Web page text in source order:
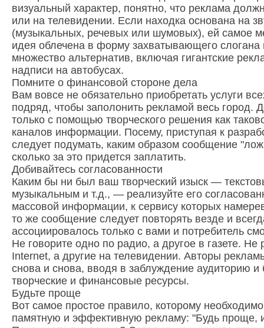
визуальный характер, понятно, что реклама
или на телевидении. Если находка основана на
(музыкальных, речевых или шумовых), ей самое
идея облечена в форму захватывающего слогана
множество альтернатив, включая гигантские
надписи на автобусах.
Помните о финансовой стороне дела
Вам вовсе не обязательно приобретать услуги
подряд, чтобы заполонить рекламой весь город.
только с помощью творческого решения как
каналов информации. Посему, приступая к
следует подумать, каким образом сообщение
сколько за это придется заплатить.
Добивайтесь согласованности
Каким бы ни был ваш творческий изыск —
музыкальным и т.д., — реализуйте его
массовой информации, к сервису которых
то же сообщение следует повторять везде и
ассоциировалось только с вами и потребитель
Не говорите одно по радио, а другое в газете.
Internet, а другие на телевидении. Авторы
снова и снова, вводя в заблуждение аудиторию и
творческие и финансовые ресурсы.
Будьте проще
Вот самое простое правило, которому
памятную и эффективную рекламу: "Будь проще,